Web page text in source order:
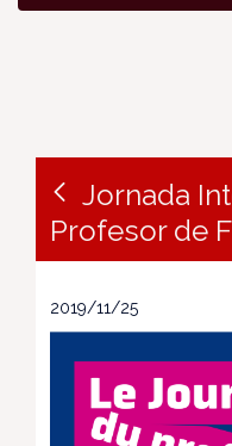
Jornada
Profesor de
2019/11/25